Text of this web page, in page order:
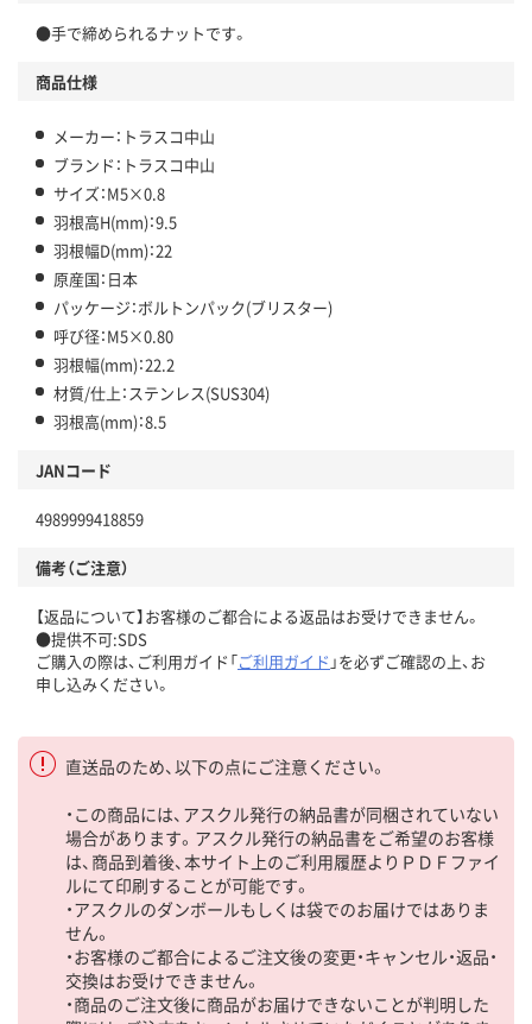
●手で締められるナットです。
商品仕様
メーカー：トラスコ中山
ブランド：トラスコ中山
サイズ：M5×0.8
羽根高H(mm)：9.5
羽根幅D(mm)：22
原産国：日本
パッケージ：ボルトンパック(ブリスター)
呼び径：M5×0.80
羽根幅(mm)：22.2
材質/仕上：ステンレス(SUS304)
羽根高(mm)：8.5
JANコード
4989999418859
備考（ご注意）
【返品について】お客様のご都合による返品はお受けできません。
●提供不可:SDS
ご購入の際は、ご利用ガイド「ご利用ガイド 」を必ずご確認の上、お
申し込みください。
直送品のため、以下の点にご注意ください。
・この商品には、アスクル発行の納品書が同梱されていない
場合があります。アスクル発行の納品書をご希望のお客様
は、商品到着後、本サイト上のご利用履歴よりＰＤＦファイ
ルにて印刷することが可能です。
・アスクルのダンボールもしくは袋でのお届けではありま
せん。
・お客様のご都合によるご注文後の変更・キャンセル・返品・
交換はお受けできません。
・商品のご注文後に商品がお届けできないことが判明した